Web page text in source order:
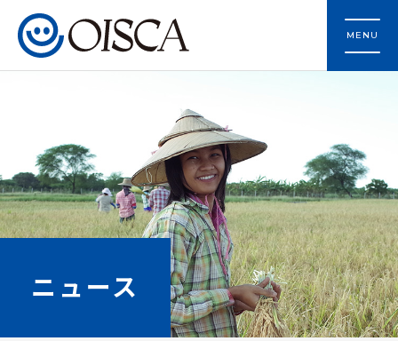
MENU
ニュース